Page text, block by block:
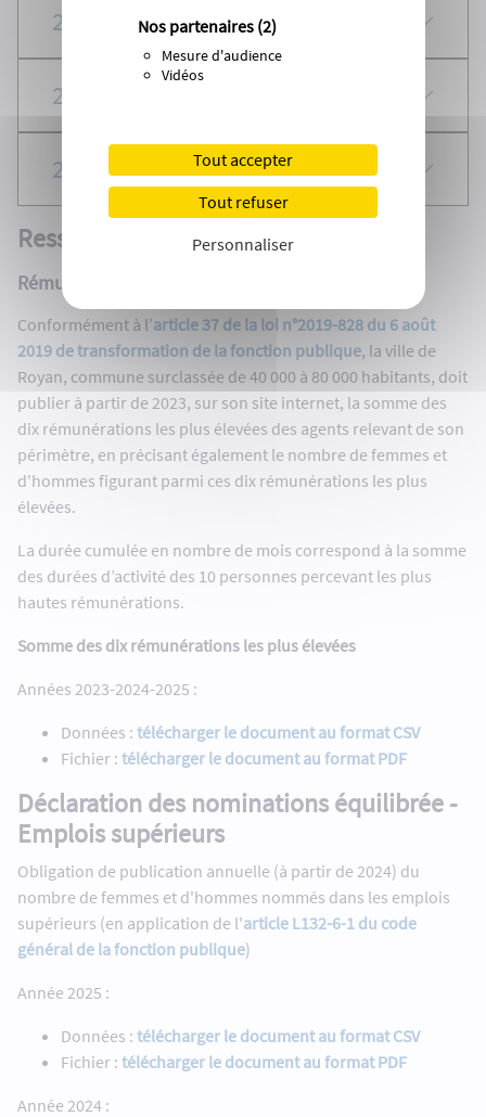
Nos partenaires (2)
Mesure d'audience
Vidéos
Tout accepter
Tout refuser
Personnaliser
2017
2016
2015
Ressources humaines
Rémunération
Conformément à l’article 37 de la loi n°2019-828 du 6 août
2019 de transformation de la fonction publique, la ville de
Royan, commune surclassée de 40 000 à 80 000 habitants, doit
publier à partir de 2023, sur son site internet, la somme des
dix rémunérations les plus élevées des agents relevant de son
périmètre, en précisant également le nombre de femmes et
d'hommes figurant parmi ces dix rémunérations les plus
élevées.
La durée cumulée en nombre de mois correspond à la somme
des durées d’activité des 10 personnes percevant les plus
hautes rémunérations.
Somme des dix rémunérations les plus élevées
Années 2023-2024-2025 :
Données : télécharger le document au format CSV
Fichier : télécharger le document au format PDF
Déclaration des nominations équilibrée -
Emplois supérieurs
Obligation de publication annuelle (à partir de 2024) du
nombre de femmes et d'hommes nommés dans les emplois
supérieurs (en application de l'article L132-6-1 du code
général de la fonction publique)
Année 2025 :
Données : télécharger le document au format CSV
Fichier : télécharger le document au format PDF
Année 2024 :